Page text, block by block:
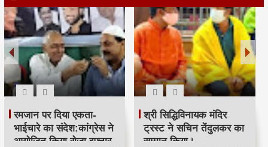
रमजान पर दिया एकता-
भाईचारे का संदेश:कांग्रेस ने
आयोजित किया रोजा इफ्तार
श्री सिद्धिविनायक मंदिर
ट्रस्ट ने सचिन तेंदुलकर का
सम्मान किया।